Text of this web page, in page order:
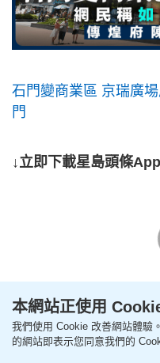
石門變商業區 京瑞廣
門
↓立即下載星島頭條
本網站正使用
我們使用 Cookie 改善網站體驗
的網站即表示您同意我們的